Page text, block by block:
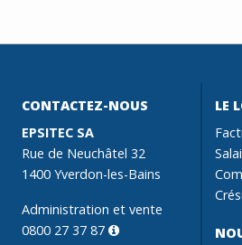
CONTACTEZ-NOUS
EPSITEC SA
Rue de Neuchâtel 32
1400 Yverdon-les-Bains
Administration et vente
0800 27 37 87
LE